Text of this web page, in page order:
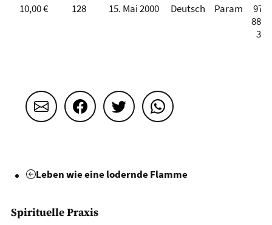
10,00 € 128 15. Mai 2000 Deutsch Param
Email FacebookTwitter WhatsApp
Leben wie eine lodernde Flamme
Spirituelle Praxis